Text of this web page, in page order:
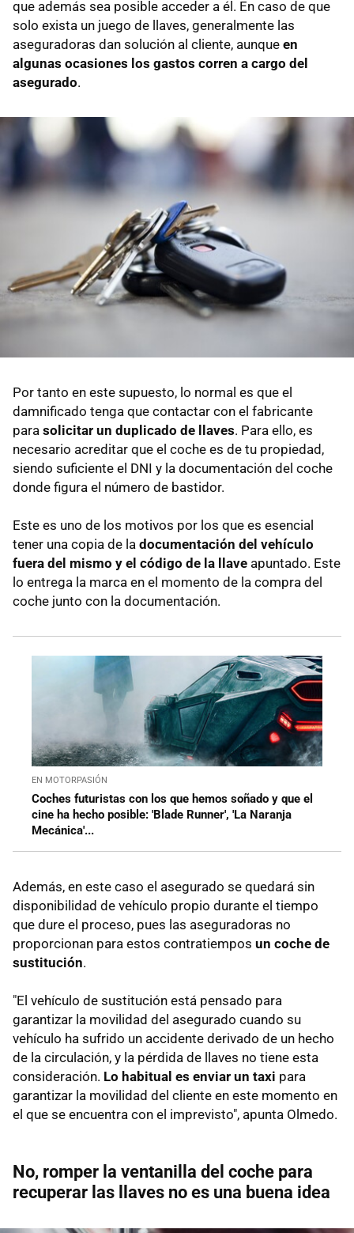
que además sea posible acceder a él. En caso de que
solo exista un juego de llaves, generalmente las
aseguradoras dan solución al cliente, aunque en
algunas ocasiones los gastos corren a cargo del
asegurado.
Por tanto en este supuesto, lo normal es que el
damnificado tenga que contactar con el fabricante
para solicitar un duplicado de llaves. Para ello, es
necesario acreditar que el coche es de tu propiedad,
siendo suficiente el DNI y la documentación del coche
donde figura el número de bastidor.
Este es uno de los motivos por los que es esencial
tener una copia de la documentación del vehículo
fuera del mismo y el código de la llave apuntado. Este
lo entrega la marca en el momento de la compra del
coche junto con la documentación.
EN MOTORPASIÓN
Coches futuristas con los que hemos soñado y que el
cine ha hecho posible: 'Blade Runner', 'La Naranja
Mecánica'...
Además, en este caso el asegurado se quedará sin
disponibilidad de vehículo propio durante el tiempo
que dure el proceso, pues las aseguradoras no
proporcionan para estos contratiempos un coche de
sustitución.
"El vehículo de sustitución está pensado para
garantizar la movilidad del asegurado cuando su
vehículo ha sufrido un accidente derivado de un hecho
de la circulación, y la pérdida de llaves no tiene esta
consideración. Lo habitual es enviar un taxi para
garantizar la movilidad del cliente en este momento en
el que se encuentra con el imprevisto", apunta Olmedo.
No, romper la ventanilla del coche para
recuperar las llaves no es una buena idea